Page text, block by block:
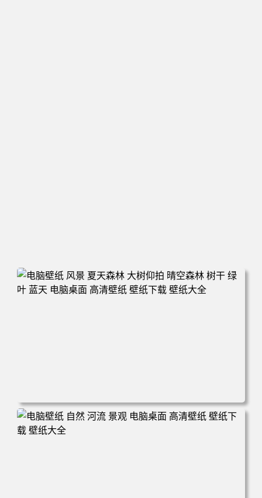
电脑壁纸 风景 夏天森林 大树仰拍 晴空森林 树干 绿叶 蓝天
电脑桌面 高清壁纸 壁纸下载 壁纸大全